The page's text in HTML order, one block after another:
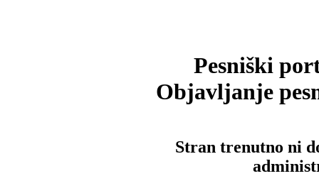
Pesniški
Objavljanje
Stran trenutno ni